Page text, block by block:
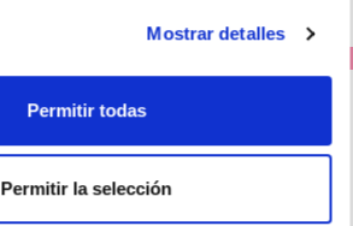
Mostrar detalles
Permitir todas
Permitir la selección